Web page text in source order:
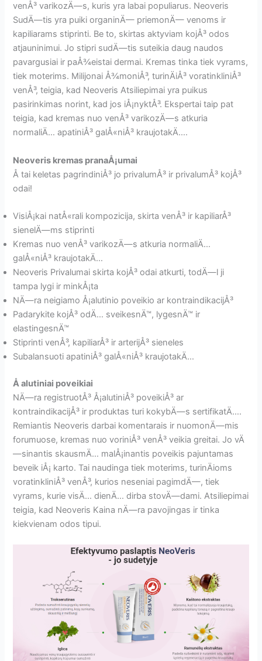
venÅ³ varikozÄ—s, kuris yra labai populiarus. Neoveris
SudÄ—tis yra puiki organinÄ— priemonÄ— venoms ir
kapiliarams stiprinti. Be to, skirtas aktyviam kojÅ³ odos
atjauninimui. Jo stipri sudÄ—tis suteikia daug naudos
pavargusiai ir paÅ¾eistai dermai. Kremas tinka tiek vyrams,
tiek moterims. Milijonai Å¾moniÅ³, turinÄiÅ³ voratinkliniÅ³
venÅ³, teigia, kad Neoveris Atsiliepimai yra puikus
pasirinkimas norint, kad jos iÅ¡nyktÅ³. Ekspertai taip pat
teigia, kad kremas nuo venÅ³ varikozÄ—s atkuria
normaliÄ… apatiniÅ³ galÅ«niÅ³ kraujotakÄ….
Neoveris kremas pranaÅ¡umai
Å tai keletas pagrindiniÅ³ jo privalumÅ³ ir privalumÅ³ kojÅ³
odai!
VisiÅ¡kai natÅ«rali kompozicija, skirta venÅ³ ir kapiliarÅ³
sienelÄ—ms stiprinti
Kremas nuo venÅ³ varikozÄ—s atkuria normaliÄ…
galÅ«niÅ³ kraujotakÄ…
Neoveris Privalumai skirta kojÅ³ odai atkurti, todÄ—l ji
tampa lygi ir minkÅ¡ta
NÄ—ra neigiamo Å¡alutinio poveikio ar kontraindikacijÅ³
Padarykite kojÅ³ odÄ… sveikesnÄ™, lygesnÄ™ ir
elastingesnÄ™
Stiprinti venÅ³, kapiliarÅ³ ir arterijÅ³ sieneles
Subalansuoti apatiniÅ³ galÅ«niÅ³ kraujotakÄ…
Å alutiniai poveikiai
NÄ—ra registruotÅ³ Å¡alutiniÅ³ poveikiÅ³ ar
kontraindikacijÅ³ ir produktas turi kokybÄ—s sertifikatÄ….
Remiantis Neoveris darbai komentarais ir nuomonÄ—mis
forumuose, kremas nuo voriniÅ³ venÅ³ veikia greitai. Jo vÄ
—sinantis skausmÄ… malÅ¡inantis poveikis pajuntamas
beveik iÅ¡ karto. Tai naudinga tiek moterims, turinÄioms
voratinkliniÅ³ venÅ³, kurios neseniai pagimdÄ—, tiek
vyrams, kurie visÄ… dienÄ… dirba stovÄ—dami. Atsiliepimai
teigia, kad Neoveris Kaina nÄ—ra pavojingas ir tinka
kiekvienam odos tipui.